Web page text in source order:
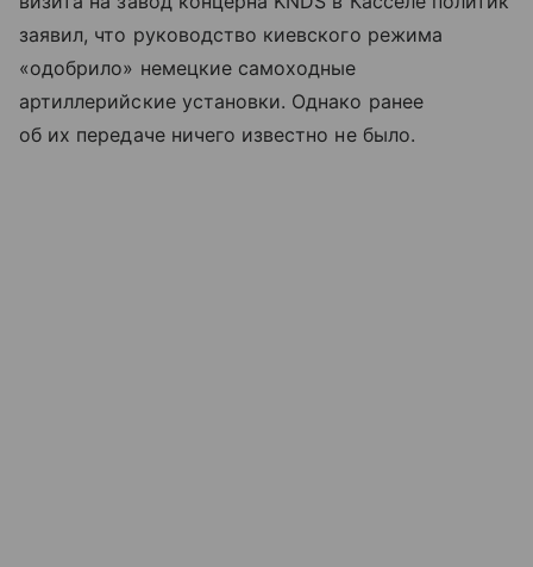
заявил, что руководство киевского режима
«одобрило» немецкие самоходные
артиллерийские установки. Однако ранее
об их передаче ничего известно не было.